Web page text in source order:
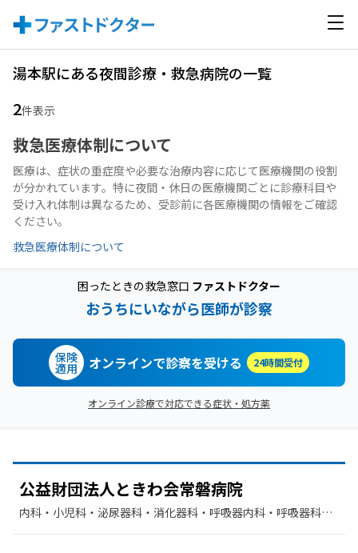
湯本駅にある夜間診療・救急病院の一覧
2件表示
救急医療体制について
医療は、症状の重症度や必要な治療内容に応じて医療機関の役割
が分かれています。特に夜間・休日の医療機関ごとに診療科目や
受け入れ体制は異なるため、受診前に各医療機関の情報をご確認
ください。
救急医療体制について
困ったときの救急窓口 ファストドクター
おうちにいながら医師が診察
保険
適用 オンラインで診察を受ける 24時間受付
オンライン診療で対応できる症状・処方薬
公益財団法人ときわ会常磐病院
内科・​小児科・​泌尿器科・​消化器科・​呼吸器内科・​呼吸器科・​